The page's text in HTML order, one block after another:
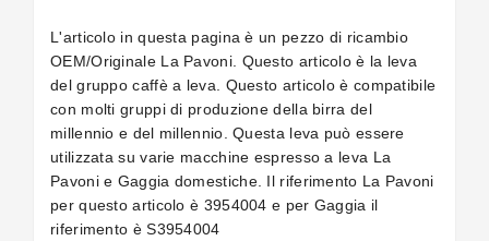
L'articolo in questa pagina è un pezzo di ricambio
OEM/Originale La Pavoni. Questo articolo è la leva
del gruppo caffè a leva. Questo articolo è compatibile
con molti gruppi di produzione della birra del
millennio e del millennio. Questa leva può essere
utilizzata su varie macchine espresso a leva La
Pavoni e Gaggia domestiche. Il riferimento La Pavoni
per questo articolo è 3954004 e per Gaggia il
riferimento è S3954004